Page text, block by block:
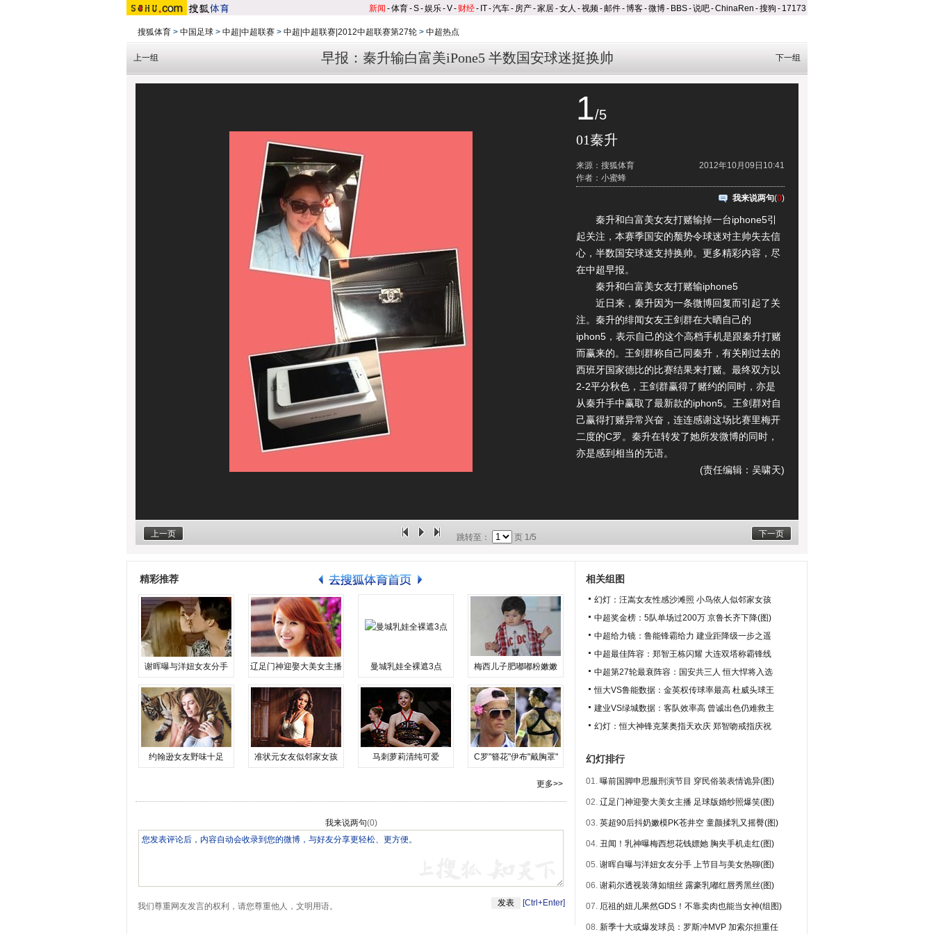
新闻 -体育-S-娱乐-V- 财经- IT-汽车- 房产-家居-女人 -视频-邮件-博客-微博- BBS-说吧-ChinaRen -搜狗 - 17173
搜狐体育 > 中国足球 > 中超|中超联赛 > 中超|中超联赛|2012中超联赛第27轮 > 中超热点
早报：秦升输白富美iPone5 半数国安球迷挺换帅
上一组 下一组
1/5
01秦升
2012年10月09日10:41
来源：搜狐体育
作者：小蜜蜂
我来说两句(0)
秦升和白富美女友打赌输掉一台iphone5引
起关注，本赛季国安的颓势令球迷对主帅失去信
心，半数国安球迷支持换帅。更多精彩内容，尽
在中超早报。
秦升和白富美女友打赌输iphone5
近日来，秦升因为一条微博回复而引起了关
注。秦升的绯闻女友王剑群在大晒自己的
iphon5，表示自己的这个高档手机是跟秦升打赌
而赢来的。王剑群称自己同秦升，有关刚过去的
西班牙国家德比的比赛结果来打赌。最终双方以
2-2平分秋色，王剑群赢得了赌约的同时，亦是
从秦升手中赢取了最新款的iphon5。王剑群对自
己赢得打赌异常兴奋，连连感谢这场比赛里梅开
二度的C罗。秦升在转发了她所发微博的同时，
亦是感到相当的无语。
(责任编辑：吴啸天)
上一页 下一页
跳转至： 页 1/5
精彩推荐
谢晖曝与洋妞女友分手 辽足门神迎娶大美女主播 曼城乳娃全裸遮3点 梅西儿子肥嘟嘟粉嫩嫩
约翰逊女友野味十足 准状元女友似邻家女孩 马刺萝莉清纯可爱 C罗"簪花"伊布"戴胸罩"
更多>>
我来说两句(0)
我们尊重网友发言的权利，请您尊重他人，文明用语。 [Ctrl+Enter]
相关组图
幻灯：汪嵩女友性感沙滩照 小鸟依人似邻家女孩
中超奖金榜：5队单场过200万 京鲁长齐下降(图)
中超给力镜：鲁能锋霸给力 建业距降级一步之遥
中超最佳阵容：郑智王栋闪耀 大连双塔称霸锋线
中超第27轮最衰阵容：国安共三人 恒大悍将入选
恒大VS鲁能数据：金英权传球率最高 杜威头球王
建业VS绿城数据：客队效率高 曾诚出色仍难救主
幻灯：恒大神锋克莱奥指天欢庆 郑智吻戒指庆祝
幻灯排行
01. 曝前国脚申思服刑演节目 穿民俗装表情诡异(图)
02. 辽足门神迎娶大美女主播 足球版婚纱照爆笑(图)
03. 英超90后抖奶嫩模PK苍井空 童颜揉乳又摇臀(图)
04. 丑闻！乳神曝梅西想花钱嫖她 胸夹手机走红(图)
05. 谢晖自曝与洋妞女友分手 上节目与美女热聊(图)
06. 谢莉尔透视装薄如细丝 露豪乳嘟红唇秀黑丝(图)
07. 厄祖的妞儿果然GDS！不靠卖肉也能当女神(组图)
08. 新季十大或爆发球员：罗斯冲MVP 加索尔担重任